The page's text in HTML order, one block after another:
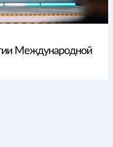
Международной